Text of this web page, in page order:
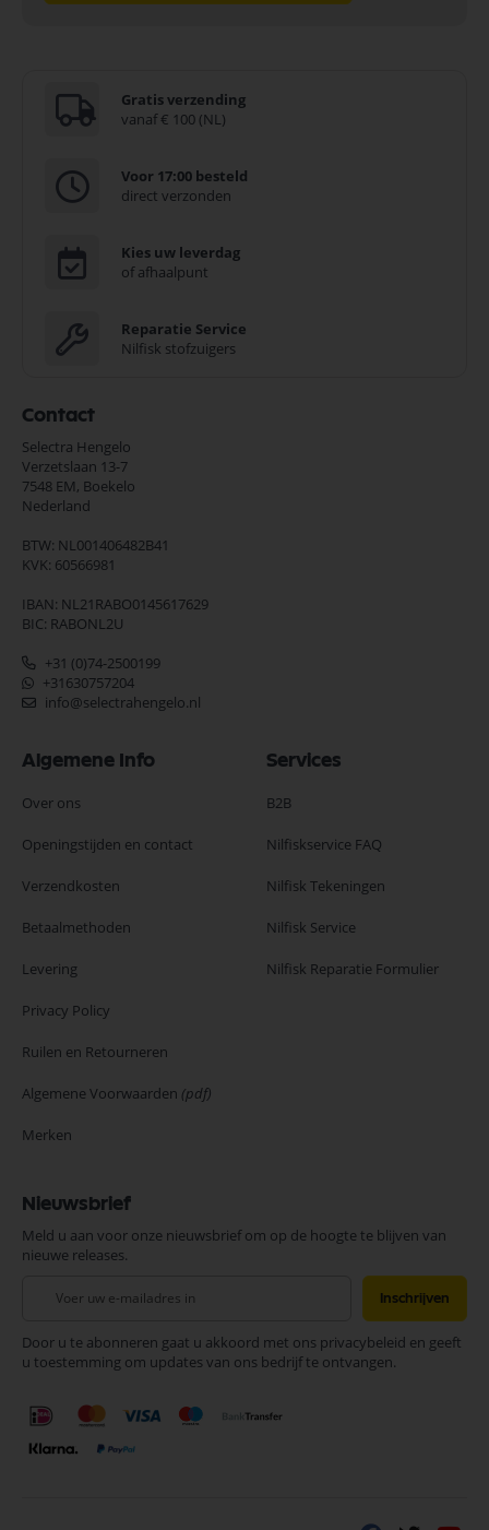
Gratis verzending
vanaf € 100 (NL)
Voor 17:00 besteld
direct verzonden
Kies uw leverdag
of afhaalpunt
Reparatie Service
Nilfisk stofzuigers
Contact
Selectra Hengelo
Verzetslaan 13-7
7548 EM, Boekelo
Nederland
BTW: NL001406482B41
KVK: 60566981
IBAN: NL21RABO0145617629
BIC: RABONL2U
+31 (0)74-2500199
+31630757204
info@selectrahengelo.nl
Algemene Info
Over ons
Openingstijden en contact
Verzendkosten
Betaalmethoden
Levering
Privacy Policy
Ruilen en Retourneren
Algemene Voorwaarden (pdf)
Merken
Services
B2B
Nilfiskservice FAQ
Nilfisk Tekeningen
Nilfisk Service
Nilfisk Reparatie Formulier
Nieuwsbrief
Meld u aan voor onze nieuwsbrief om op de hoogte te blijven van
nieuwe releases.
onze
nieuwsbrief
Inschrijven
Door u te abonneren gaat u akkoord met ons privacybeleid en geeft
u toestemming om updates van ons bedrijf te ontvangen.